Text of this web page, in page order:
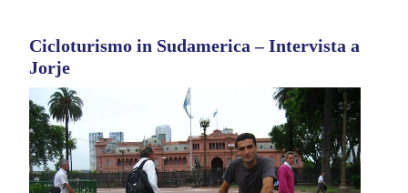
Cicloturismo in Sudamerica – Intervista a
Jorje